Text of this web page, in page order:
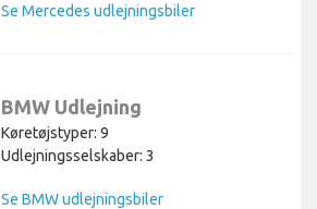
Se Mercedes udlejningsbiler
BMW Udlejning
Køretøjstyper: 9
Udlejningsselskaber: 3
Se BMW udlejningsbiler